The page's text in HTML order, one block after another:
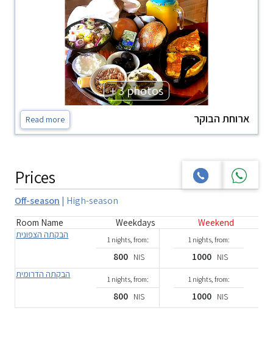
+ 3 photos
ארוחת הבוקר Read more
Prices
Off-season | High-season
Room Name Weekdays Weekend
הבקתה הצפונית 1 nights, from:
800 NIS
1 nights, from:
1000 NIS
הבקתה הדרומית 1 nights, from:
800 NIS
1 nights, from:
1000 NIS